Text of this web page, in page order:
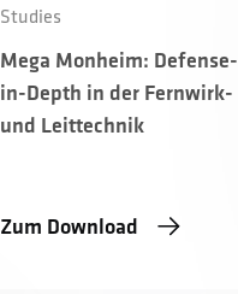
Studies
Mega Monheim: Defense-
in-Depth in der Fernwirk-
und Leittechnik
Zum Download